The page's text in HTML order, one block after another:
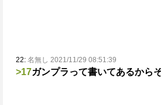
22: 名無し 2021/11/29 08:51:39
>17ガンプラって書いてあるから